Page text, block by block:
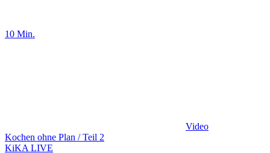
10 Min.
Video
Kochen ohne Plan / Teil 2
KiKA LIVE